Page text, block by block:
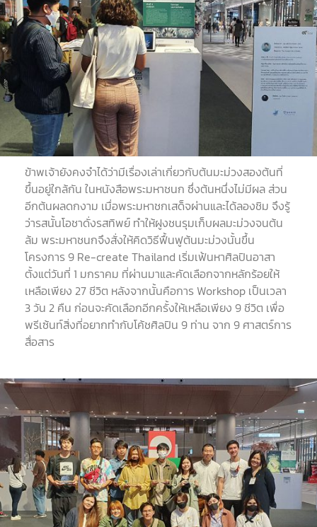
ข้าพเจ้ายังคงจำได้ว่ามีเรื่องเล่าเกี่ยวกับต้นมะม่วงสองต้นที่
ขึ้นอยู่ใกล้กัน ในหนังสือพระมหาชนก ซึ่งต้นหนึ่งไม่มีผล ส่วน
อีกต้นผลดกงาม เมื่อพระมหาชกเสด็จผ่านและได้ลองชิม จึงรู้
ว่ารสนั้นโอชาดั่งรสทิพย์ ทำให้ฝูงชนรุมเก็บผลมะม่วงจนต้น
ล้ม พระมหาชนกจึงสั่งให้คิดวิธีฟื้นฟูต้นมะม่วงนั้นขึ้น
โครงการ 9 Re-create Thailand เริ่มเฟ้นหาศิลปินอาสา
ตั้งแต่วันที่ 1 มกราคม ที่ผ่านมาและคัดเลือกจากหลักร้อยให้
เหลือเพียง 27 ชีวิต หลังจากนั้นคือการ Workshop เป็นเวลา
3 วัน 2 คืน ก่อนจะคัดเลือกอีกครั้งให้เหลือเพียง 9 ชีวิต เพื่อ
พรีเซ้นท์สิ่งที่อยากทำกับโค้ชศิลปิน 9 ท่าน จาก 9 ศาสตร์การ
สื่อสาร